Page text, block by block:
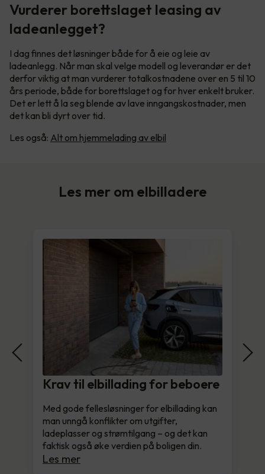
Vurderer borettslaget leasing av
ladeanlegget?
I dag finnes det løsninger både for å eie og leie av
ladeanlegg. Når man skal velge modell og leverandør er det
derfor viktig at man vurderer totalkostnadene over en 5 til 10
års periode, både for borettslaget og for hver enkelt bruker.
Det er lett å la seg blende av lave inngangskostnader, men
det kan bli dyrt over tid.
Les også: Alt om hjemmelading av elbil
Les mer om elbilladere
Krav til elbillading for beboere
Med gode fellesløsninger for elbillading kan
man unngå konflikter om utgifter,
ladeplasser og strømtilgang – og det kan
faktisk også øke verdien på boligen din.
Les mer